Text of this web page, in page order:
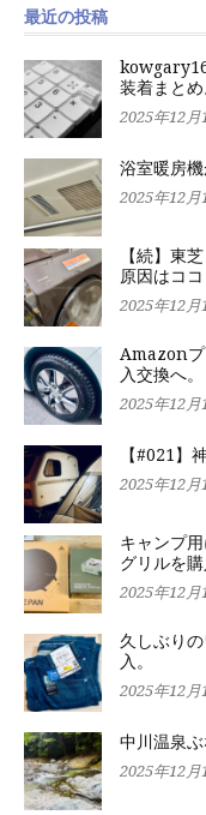
最近の投稿
装着まとめ
2025年12月
浴室暖房
2025年12月
【続】東
原因はココ
2025年12月
Amazonプ
入交換へ。
2025年12月
【#021】
2025年12月
キャンプ
グリルを購
2025年12月
久しぶり
入。
2025年12月
中川温泉
2025年12月